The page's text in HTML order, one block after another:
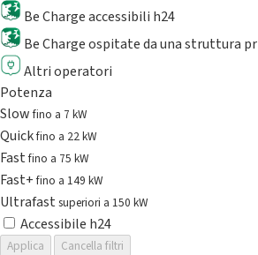
Be Charge accessibili h24
Be Charge ospitate da una struttura
Altri operatori
Potenza
Slowfino a 7 kW
Quickfino a 22 kW
Fastfino a 75 kW
Fast+fino a 149 kW
Ultrafast superiori a 150 kW
Accessibile h24
Applica
Cancella filtri